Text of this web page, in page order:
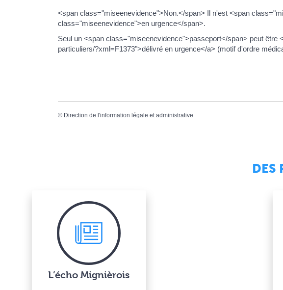
<span class="miseenevidence">Non.</span> Il n'est <span
class="miseenevidence">en urgence</span>.
Seul un <span class="miseenevidence">passeport</span> peut
particuliers/?xml=F1373">délivré en urgence</a> (motif d'ordre
© Direction de l'information légale et administrative
DES
L’écho Mignièrois